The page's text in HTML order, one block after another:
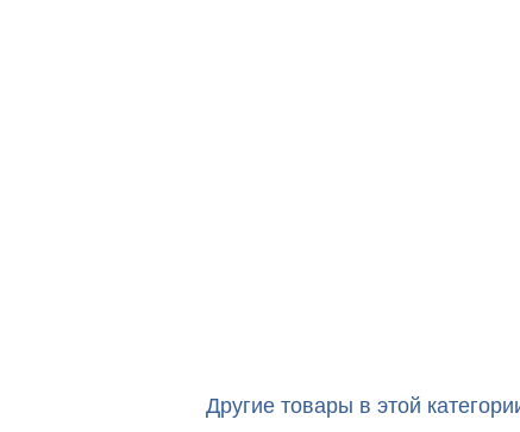
Другие товары в этой